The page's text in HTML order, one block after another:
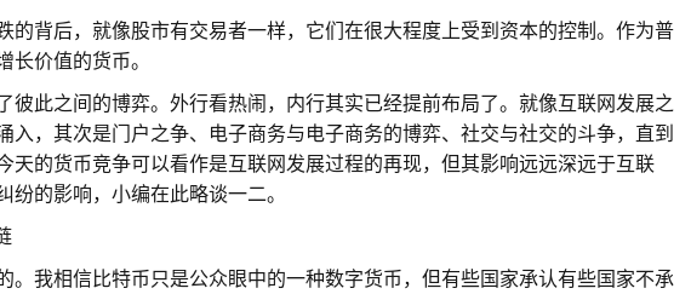
的背后，就像股市有交易者一样，它们在很大程度上受到资本的控制。作为普
长价值的货币。
彼此之间的博弈。外行看热闹，内行其实已经提前布局了。就像互联网发展之
入，其次是门户之争、电子商务与电子商务的博弈、社交与社交的斗争，直到
天的货币竞争可以看作是互联网发展过程的再现，但其影响远远深远于互联
纷的影响，小编在此略谈一二。
。我相信比特币只是公众眼中的一种数字货币，但有些国家承认有些国家不承